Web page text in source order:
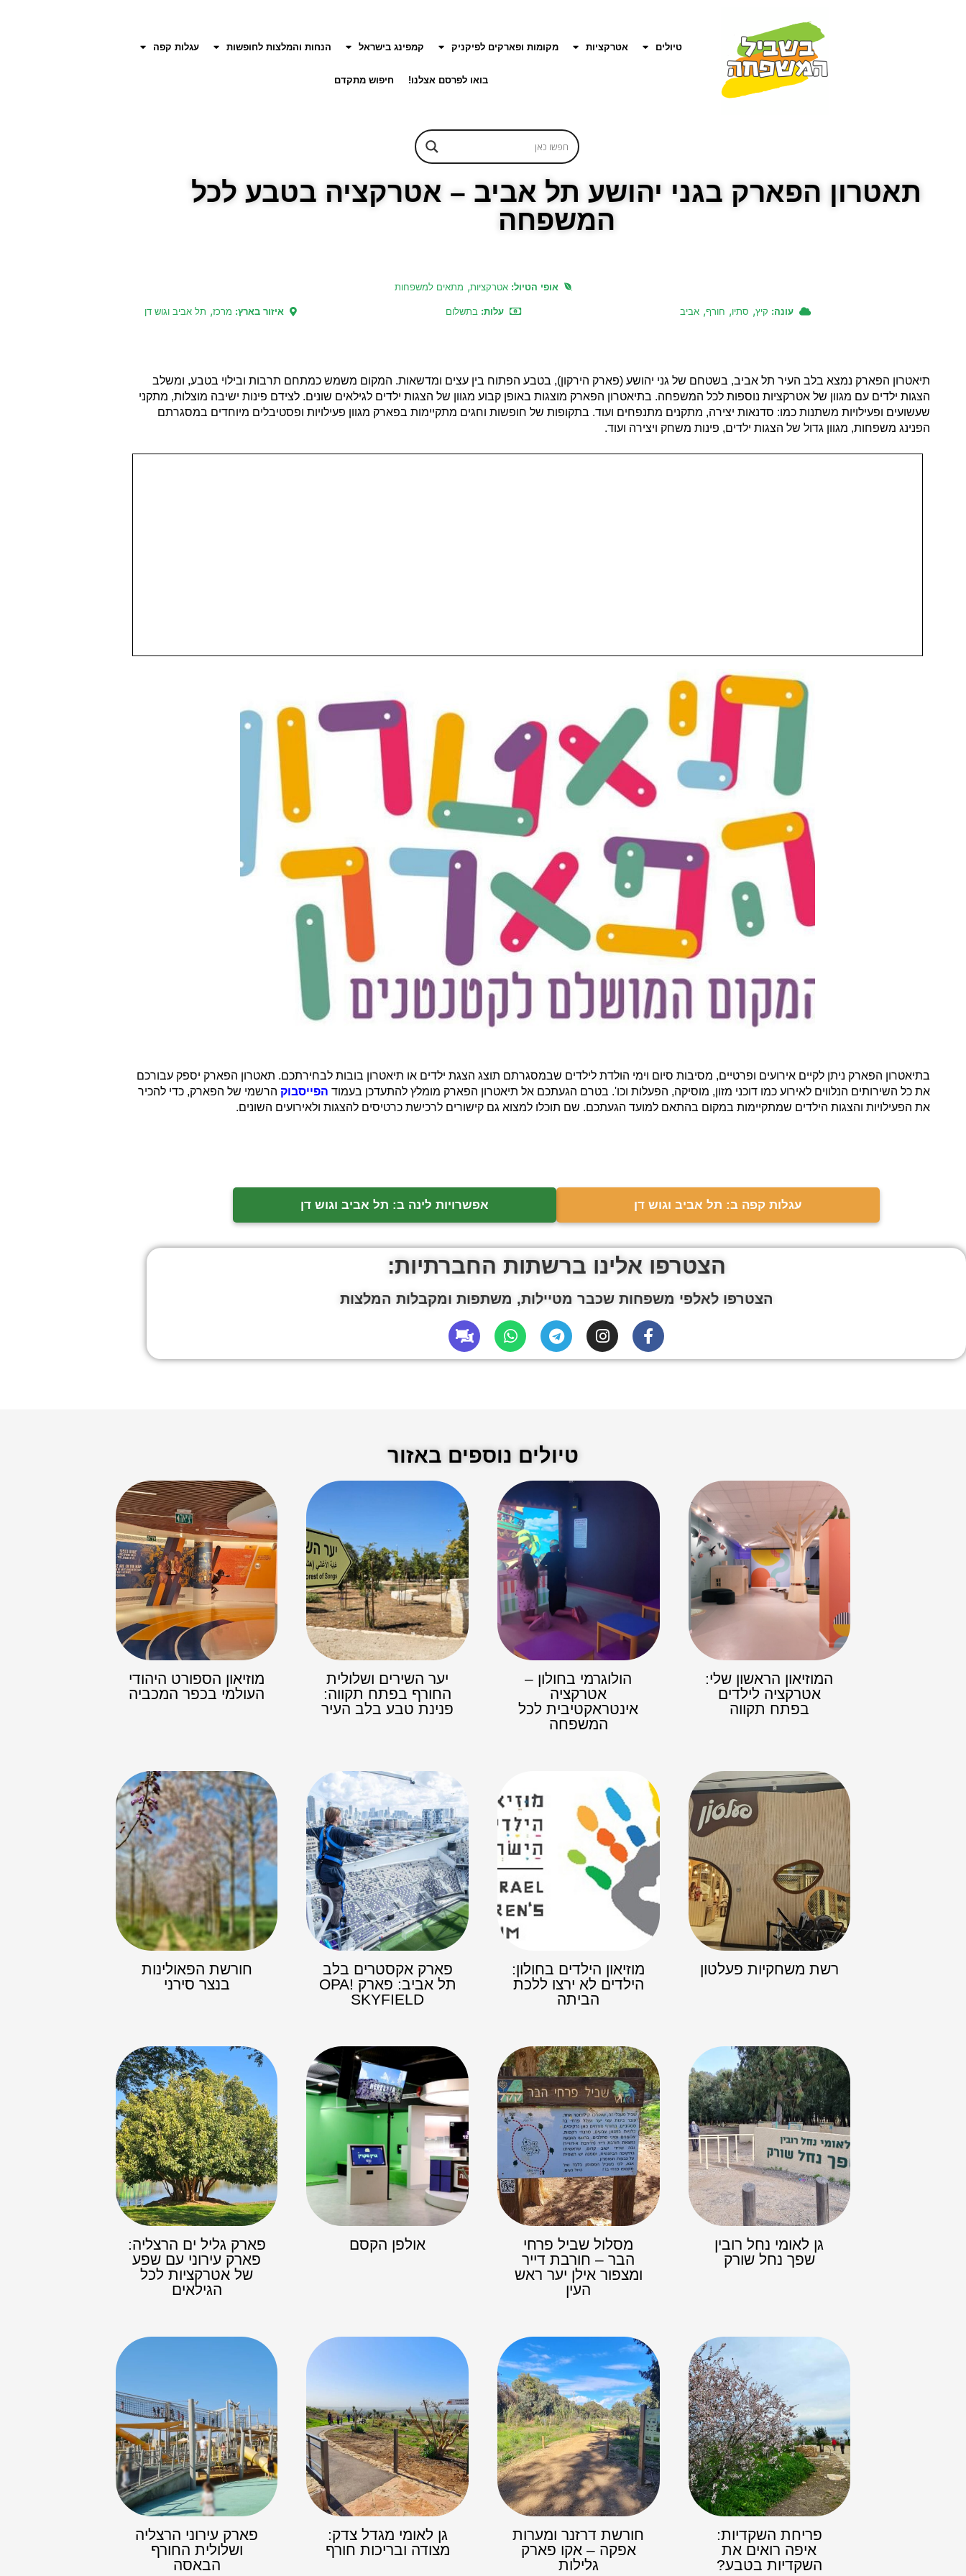
טיולים אטרקציות מקומות ופארקים לפיקניק קמפינג בישראל הנחות והמלצות לחופשות עגלות קפה
בואו לפרסם אצלנו! חיפוש מתקדם
תאטרון הפארק בגני יהושע תל אביב – אטרקציה בטבע לכל
המשפחה
אופי הטיול:אטרקציות, מתאים למשפחות
עונה: קיץ, סתיו, חורף, אביב עלות:בתשלום איזור בארץ: מרכז, תל אביב וגוש דן
תיאטרון הפארק נמצא בלב העיר תל אביב, בשטחם של גני יהושע (פארק הירקון), בטבע הפתוח בין עצים ומדשאות. המקום משמש כמתחם תרבות ובילוי בטבע, ומשלב
הצגות ילדים עם מגוון של אטרקציות נוספות לכל המשפחה. בתיאטרון הפארק מוצגות באופן קבוע מגוון של הצגות ילדים לגילאים שונים. לצידם פינות ישיבה מוצלות, מתקני
שעשועים ופעילויות משתנות כמו: סדנאות יצירה, מתקנים מתנפחים ועוד. בתקופות של חופשות וחגים מתקיימות בפארק מגוון פעילויות ופסטיבלים מיוחדים במסגרתם
הפנינג משפחות, מגוון גדול של הצגות ילדים, פינות משחק ויצירה ועוד.
בתיאטרון הפארק ניתן לקיים אירועים ופרטיים, מסיבות סיום וימי הולדת לילדים שבמסגרתם תוצג הצגת ילדים או תיאטרון בובות לבחירתכם. תאטרון הפארק יספק עבורכם
את כל השירותים הנלווים לאירוע כמו דוכני מזון, מוסיקה, הפעלות וכו'. בטרם הגעתכם אל תיאטרון הפארק מומלץ להתעדכן בעמוד הפייסבוק הרשמי של הפארק, כדי להכיר
את הפעילויות והצגות הילדים שמתקיימות במקום בהתאם למועד הגעתכם. שם תוכלו למצוא גם קישורים לרכישת כרטיסים להצגות ולאירועים השונים.
עגלות קפה ב: תל אביב וגוש דן אפשרויות לינה ב: תל אביב וגוש דן
הצטרפו אלינו ברשתות החברתיות:
הצטרפו לאלפי משפחות שכבר מטיילות, משתפות ומקבלות המלצות
טיולים נוספים באזור
המוזיאון הראשון שלי:
אטרקציה לילדים
בפתח תקווה
הולוגרמי בחולון –
אטרקציה
אינטראקטיבית לכל
המשפחה
יער השירים ושלולית
החורף בפתח תקווה:
פנינת טבע בלב העיר
מוזיאון הספורט היהודי
העולמי בכפר המכביה
רשת משחקיות פעלטון
מוזיאון הילדים בחולון:
הילדים לא ירצו ללכת
הביתה
פארק אקסטרים בלב
תל אביב: פארק OPA!
SKYFIELD
חורשת הפאולינות
בנצר סירני
גן לאומי נחל רובין
שפך נחל שורק
מסלול שביל פרחי
הבר – חורבת דייר
ומצפור אילן יער ראש
העין
אולפן הקסם
פארק גליל ים הרצליה:
פארק עירוני עם שפע
של אטרקציות לכל
הגילאים
פריחת השקדיות:
איפה רואים את
השקדיות בטבע?
חורשת דרזנר ומערות
אפקה – אקו פארק
גלילות
גן לאומי מגדל צדק:
מצודה ובריכות חורף
פארק עירוני הרצליה
ושלולית החורף
הבאסה